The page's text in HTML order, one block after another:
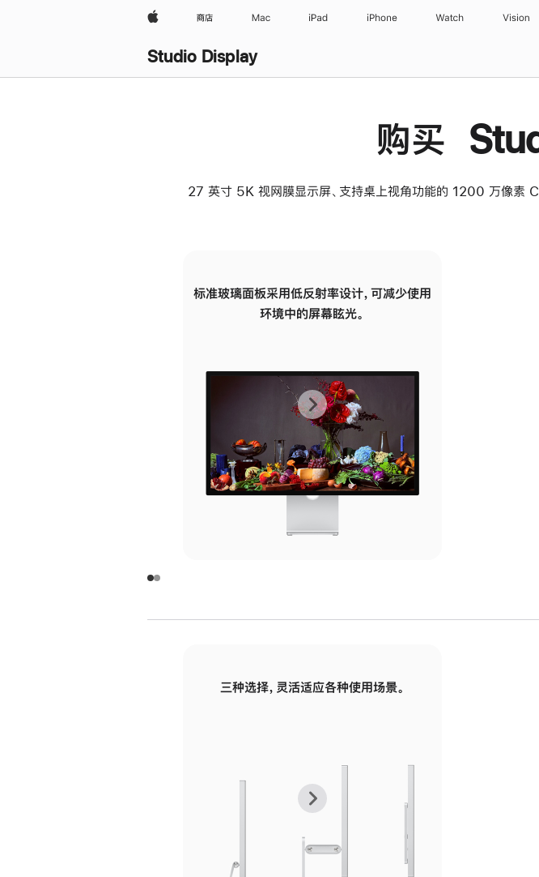
Apple 商店 Mac iPad iPhone Watch Vision
Studio Display
购买
27 英寸 5K 视网膜显示屏、支持桌上视角功能的 1200 万像素
标准玻璃面板采用低反射率设计，可减少使用
环境中的屏幕眩光。
有高亮光源的
上
一
张
图
面
下
一
张
图
面
三种选择，灵活适应各种使用场景。
上
张
下
张